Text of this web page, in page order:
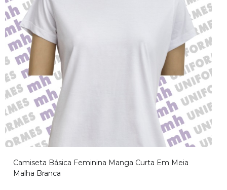
Camiseta Básica Feminina Manga Curta Em Meia
Malha Branca